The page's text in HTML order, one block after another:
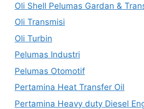
Oli Shell Pelumas Gardan &
Oli Transmisi
Oli Turbin
Pelumas Industri
Pelumas Otomotif
Pertamina Heat Transfer Oil
Pertamina Heavy duty Diesel